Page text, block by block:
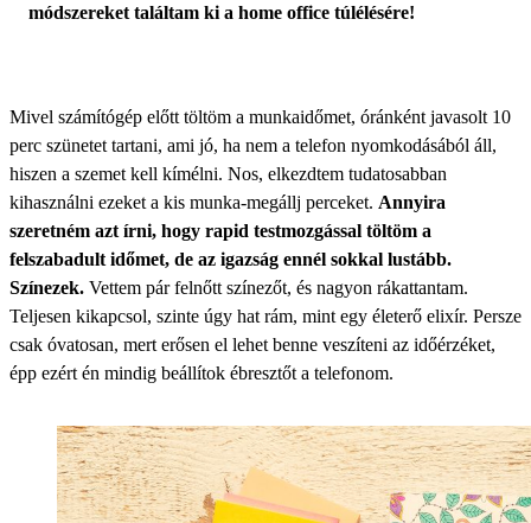
módszereket találtam ki a home office túlélésére!
Mivel számítógép előtt töltöm a munkaidőmet, óránként javasolt 10
perc szünetet tartani, ami jó, ha nem a telefon nyomkodásából áll,
hiszen a szemet kell kímélni. Nos, elkezdtem tudatosabban
kihasználni ezeket a kis munka-megállj perceket. Annyira
szeretném azt írni, hogy rapid testmozgással töltöm a
felszabadult időmet, de az igazság ennél sokkal lustább.
Színezek. Vettem pár felnőtt színezőt, és nagyon rákattantam.
Teljesen kikapcsol, szinte úgy hat rám, mint egy életerő elixír. Persze
csak óvatosan, mert erősen el lehet benne veszíteni az időérzéket,
épp ezért én mindig beállítok ébresztőt a telefonom.